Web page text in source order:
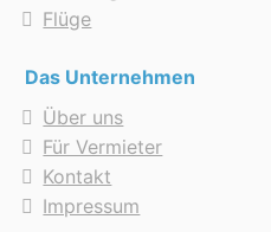
Flüge
Das Unternehmen
Über uns
Für Vermieter
Kontakt
Impressum